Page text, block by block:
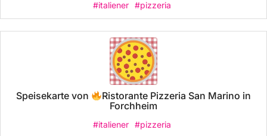
#italiener #pizzeria
Speisekarte von
Ristorante Pizzeria San Marino in
Forchheim
#italiener #pizzeria